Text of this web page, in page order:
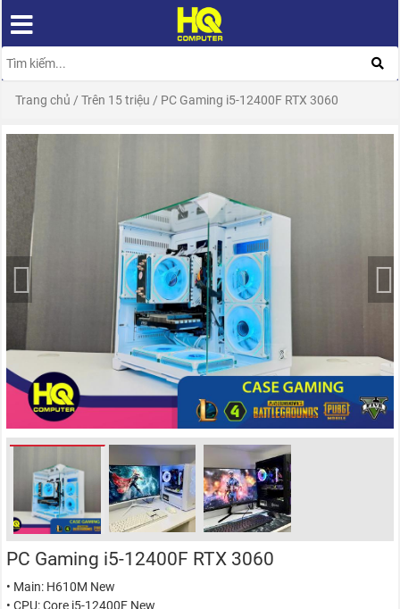
Trang chủ /Trên 15 triệu / PC Gaming i5-12400F RTX 3060
PC Gaming i5-12400F RTX 3060
• Main: H610M New
• CPU: Core i5-12400F New